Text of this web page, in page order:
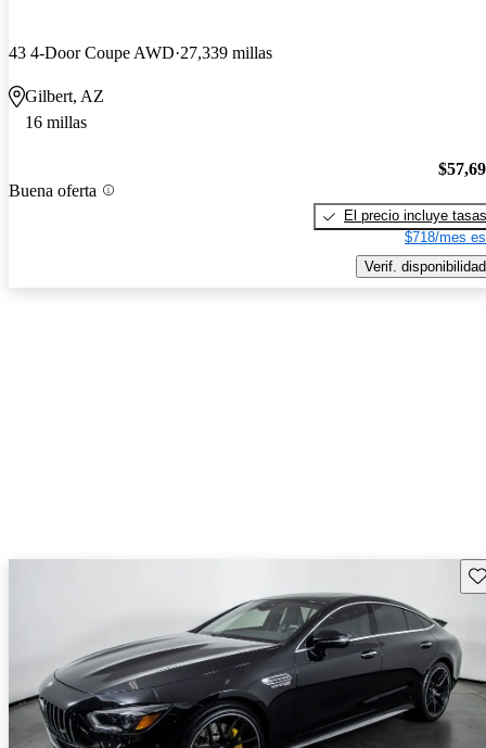
43 4-Door Coupe AWD 27,339 millas
Gilbert, AZ
16 millas
Buena oferta
El precio incluye tasas
$718/mes
Verif. disponibilidad